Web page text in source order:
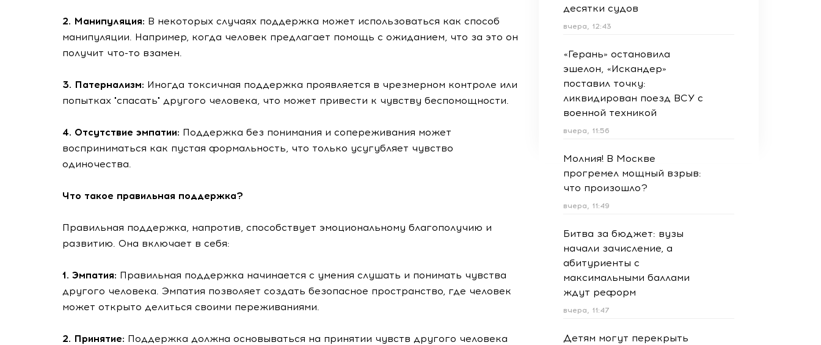
2. Манипуляция: В некоторых случаях поддержка может использоваться как способ
манипуляции. Например, когда человек предлагает помощь с ожиданием, что за это он
получит что-то взамен.
3. Патернализм: Иногда токсичная поддержка проявляется в чрезмерном контроле или
попытках "спасать" другого человека, что может привести к чувству беспомощности.
4. Отсутствие эмпатии: Поддержка без понимания и сопереживания может
восприниматься как пустая формальность, что только усугубляет чувство
одиночества.
Что такое правильная поддержка?
Правильная поддержка, напротив, способствует эмоциональному благополучию и
развитию. Она включает в себя:
1. Эмпатия: Правильная поддержка начинается с умения слушать и понимать чувства
другого человека. Эмпатия позволяет создать безопасное пространство, где человек
может открыто делиться своими переживаниями.
2. Принятие: Поддержка должна основываться на принятии чувств другого человека
десятки судов
вчера, 12:43
«Герань» остановила
эшелон, «Искандер»
поставил точку:
ликвидирован поезд ВСУ с
военной техникой
вчера, 11:56
Молния! В Москве
прогремел мощный взрыв:
что произошло?
вчера, 11:49
Битва за бюджет: вузы
начали зачисление, а
абитуриенты с
максимальными баллами
ждут реформ
вчера, 11:47
Детям могут перекрыть